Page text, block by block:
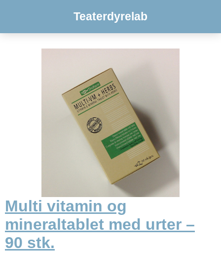
Teaterdyrelab
Multi vitamin og
mineraltablet med urter –
90 stk.